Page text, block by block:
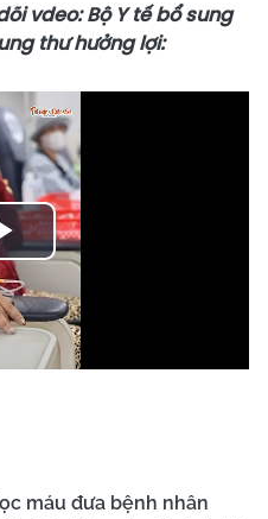
vdeo: Bộ Y tế bổ sung
thư hưởng lợi:
Play
Video
máu đưa bệnh nhân